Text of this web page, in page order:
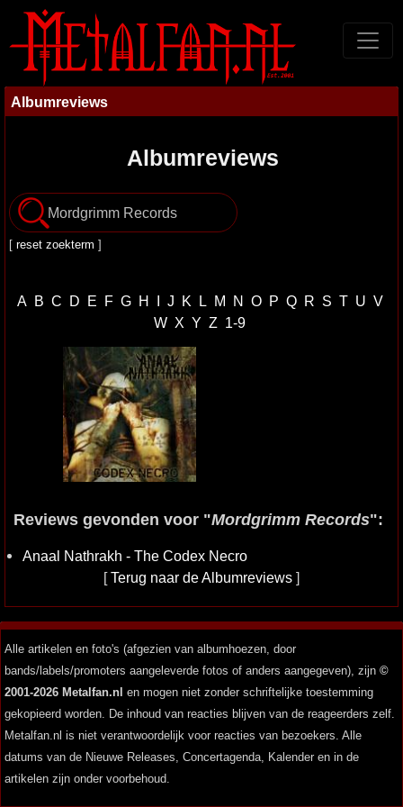
Albumreviews
Albumreviews
[ reset zoekterm ]
A B C D E F G H I J K L M N O P Q R S T U V
W X Y Z 1-9
Reviews gevonden voor "Mordgrimm Records":
Anaal Nathrakh - The Codex Necro
[Terug naar de Albumreviews ]
Alle artikelen en foto's (afgezien van albumhoezen, door
bands/labels/promoters aangeleverde fotos of anders aangegeven), zijn ©
2001-2026 Metalfan.nl en mogen niet zonder schriftelijke toestemming
gekopieerd worden. De inhoud van reacties blijven van de reageerders zelf.
Metalfan.nl is niet verantwoordelijk voor reacties van bezoekers. Alle
datums van de Nieuwe Releases, Concertagenda, Kalender en in de
artikelen zijn onder voorbehoud.